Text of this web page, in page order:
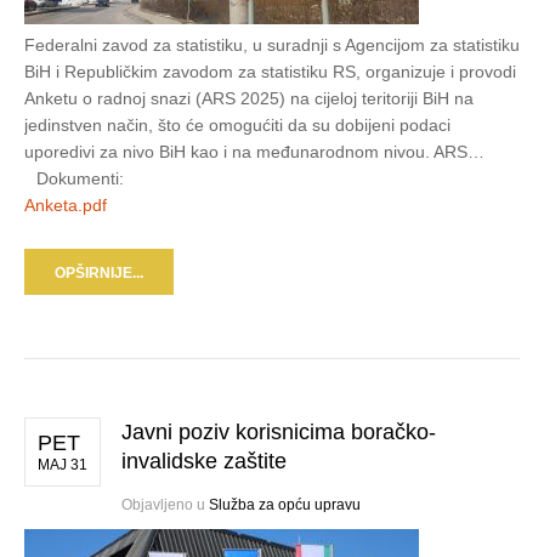
Federalni zavod za statistiku, u suradnji s Agencijom za statistiku
BiH i Republičkim zavodom za statistiku RS, organizuje i provodi
Anketu o radnoj snazi (ARS 2025) na cijeloj teritoriji BiH na
jedinstven način, što će omogućiti da su dobijeni podaci
uporedivi za nivo BiH kao i na međunarodnom nivou. ARS…
Dokumenti:
Anketa.pdf
OPŠIRNIJE...
PET
MAJ 31
Javni poziv korisnicima boračko-
invalidske zaštite
Objavljeno u Služba za opću upravu